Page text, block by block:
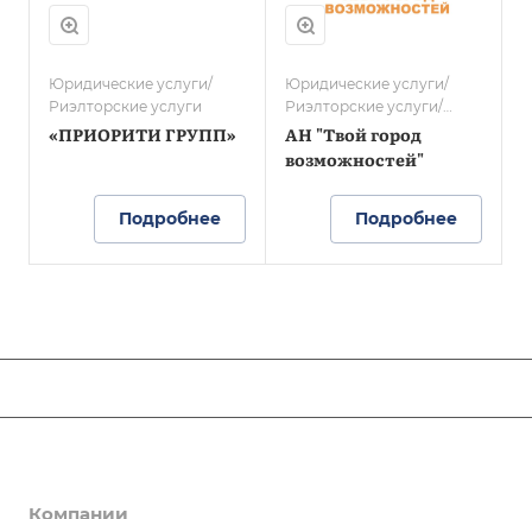
Юридические услуги/
Риэлторские услуги
«ПРИОРИТИ ГРУПП»
Подробнее
Юридические услуги/
Риэлторские услуги/
Консультирование
АН "Твой город
возможностей"
Подробнее
Новости
Компании